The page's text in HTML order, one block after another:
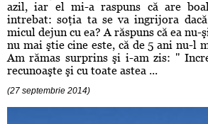
azil, iar el mi-a raspuns că are
intrebat: soţia ta se va ingrijora
micul dejun cu ea? A răspuns că ea nu-
nu mai ştie cine este, că de 5 ani nu-l
Am rămas surprins şi i-am zis: "
recunoaşte şi cu toate astea ...
(27 septembrie 2014)